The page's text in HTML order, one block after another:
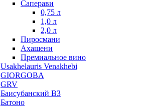
Саперави
0,75 л
1,0 л
2,0 л
Пиросмани
Ахашени
Премиальное вино
Usakhelauris Venakhebi
GIORGOBA
GRV
Баисубанский ВЗ
Батоно